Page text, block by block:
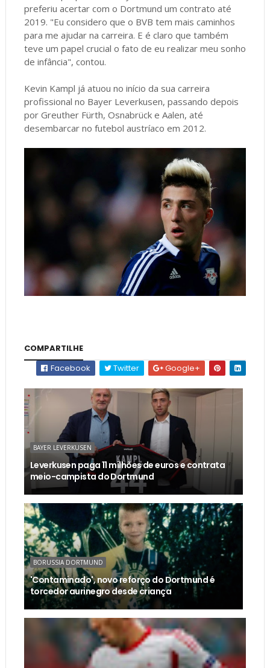
preferiu acertar com o Dortmund um contrato até
2019. "Eu considero que o BVB tem mais caminhos
para me ajudar na carreira. E é claro que também
teve um papel crucial o fato de eu realizar meu sonho
de infância", contou.
Kevin Kampl já atuou no início da sua carreira
profissional no Bayer Leverkusen, passando depois
por Greuther Fürth, Osnabrück e Aalen, até
desembarcar no futebol austríaco em 2012.
COMPARTILHE
Facebook
Twitter Google+
BAYER LEVERKUSEN
Leverkusen paga 11 milhões de euros e contrata
meio-campista do Dortmund
BORUSSIA DORTMUND
'Contaminado', novo reforço do Dortmund é
torcedor aurinegro desde criança